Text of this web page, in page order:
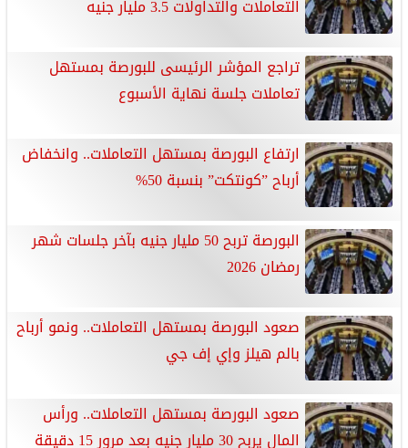
التعاملات والتداولات 3.5 مليار جنيه
تراجع المؤشر الرئيسى للبورصة بمستهل
تعاملات جلسة نهاية الأسبوع
ارتفاع البورصة بمستهل التعاملات.. وانخفاض
أرباح ”كونتكت” بنسبة 50%
البورصة تربح 50 مليار جنيه بآخر جلسات شهر
رمضان 2026
صعود البورصة بمستهل التعاملات.. ونمو أرباح
بالم هيلز وإي إف جي
صعود البورصة بمستهل التعاملات.. ورأس
المال يربح 30 مليار جنيه بعد مرور 15 دقيقة